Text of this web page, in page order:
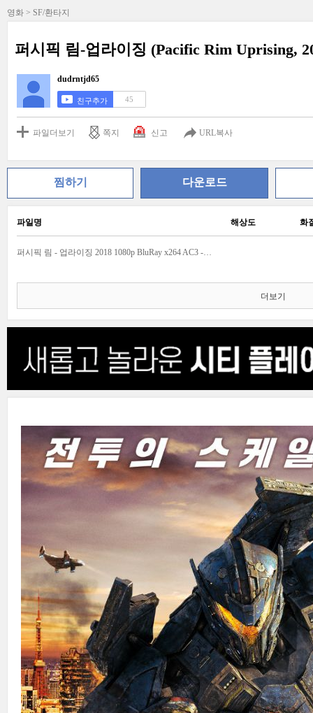
영화 > SF/환타지
퍼시픽 림-업라이징 (Pacific Rim Uprising,
dudrntjd65
친구추가 45
파일더보기 쪽지 신고 URL복사
찜하기 다운로드
파일명 해상도 화
퍼시픽 림 - 업라이징 2018 1080p BluRay x264 AC3 - nature boy.mkv
더보기